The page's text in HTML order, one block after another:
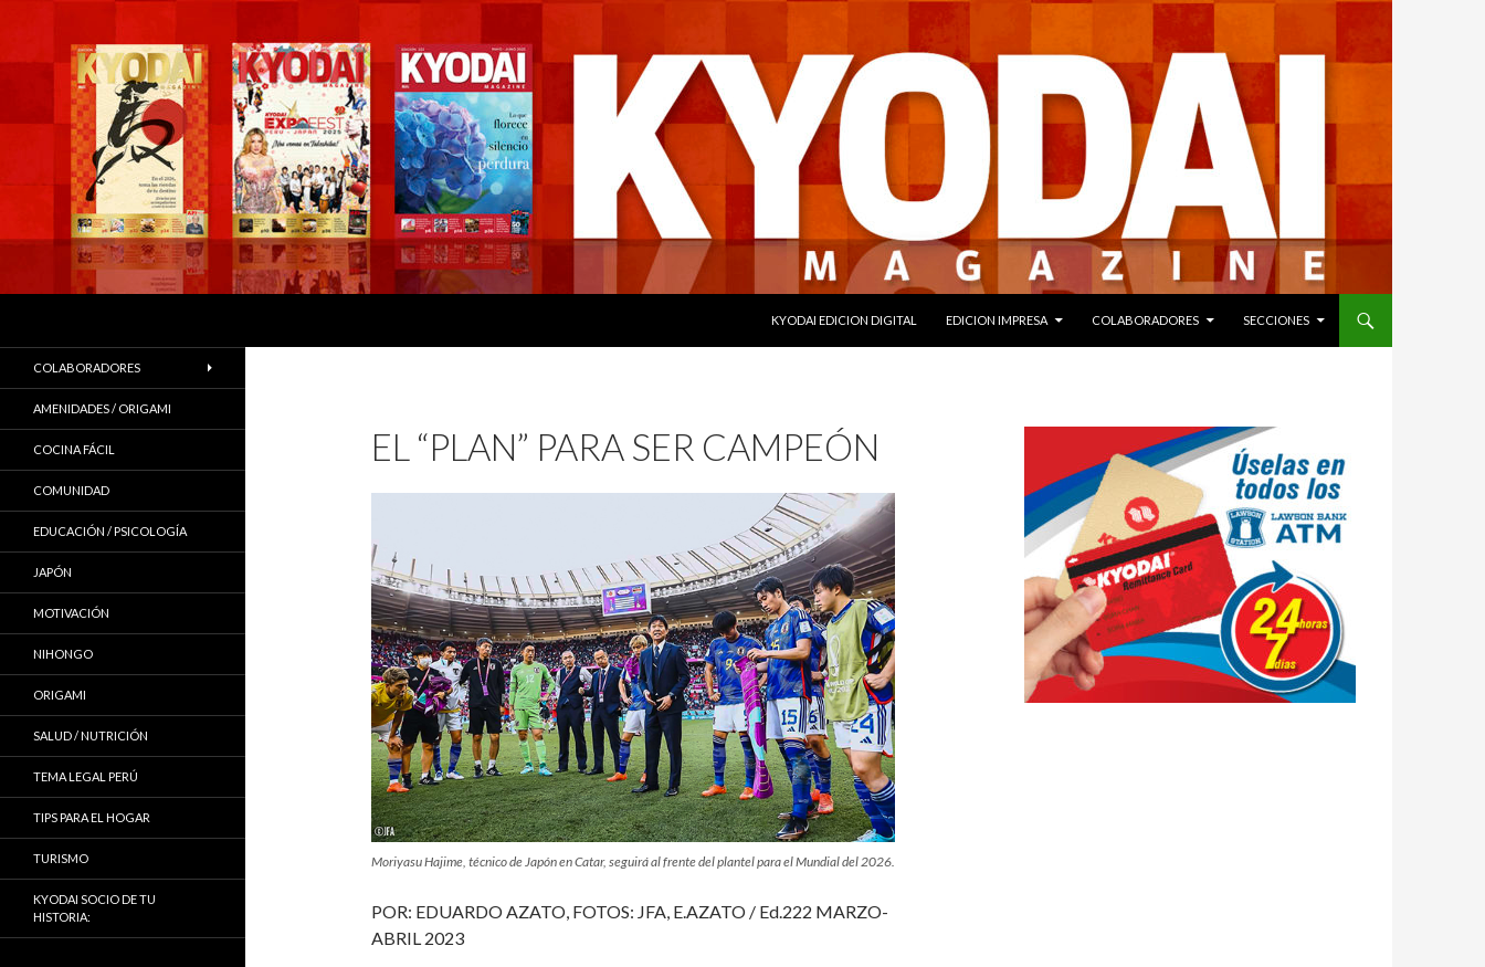
KYODAI EDICION DIGITAL
EDICION IMPRESA COLABORADORES SECCIONES
EL “PLAN” PARA SER CAMPEÓN
Moriyasu Hajime, técnico de Japón en Catar, seguirá al frente del plantel para el Mundial del 2026.
POR: EDUARDO AZATO, FOTOS: JFA, E.AZATO / Ed.222 MARZO-
ABRIL 2023
COLABORADORES
AMENIDADES / ORIGAMI
COCINA FÁCIL
COMUNIDAD
EDUCACIÓN / PSICOLOGÍA
JAPÓN
MOTIVACIÓN
NIHONGO
ORIGAMI
SALUD / NUTRICIÓN
TEMA LEGAL PERÚ
TIPS PARA EL HOGAR
TURISMO
KYODAI SOCIO DE TU
HISTORIA: